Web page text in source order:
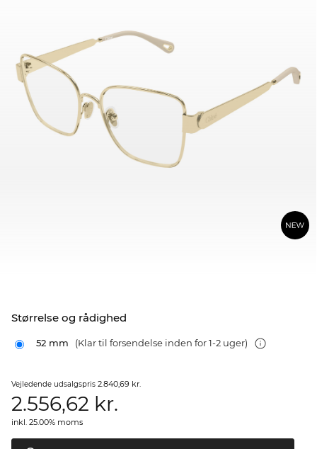
Størrelse og rådighed
52 mm (Klar til forsendelse inden for 1-2 uger)
Vejledende udsalgspris 2.840,69 kr.
2.556,62 kr.
inkl. 25.00% moms